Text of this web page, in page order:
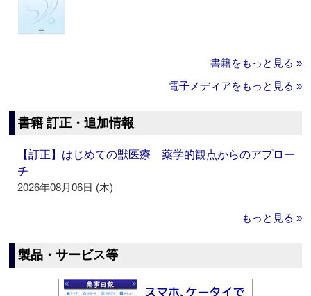
書籍をもっと見る »
電子メディアをもっと見る »
書籍 訂正・追加情報
【訂正】はじめての獣医療 薬学的観点からのアプロー
チ
2026年08月06日 (木)
もっと見る »
製品・サービス等